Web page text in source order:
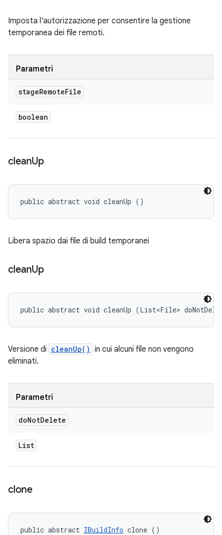
Imposta l'autorizzazione per consentire la gestione
temporanea dei file remoti.
Parametri
stageRemoteFile
boolean
cleanUp
public abstract void cleanUp ()
Libera spazio dai file di build temporanei
cleanUp
public abstract void cleanUp (List<File>
Versione di cleanUp() in cui alcuni file non vengono
eliminati.
Parametri
doNotDelete
List
clone
public abstract IBuildInfo clone ()